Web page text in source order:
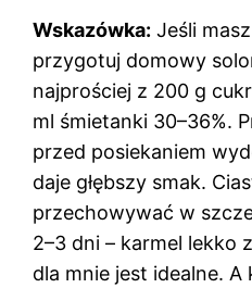
Wskazówka: Jeśli
przygotuj domowy
najprościej z 200 g
ml śmietanki 30–36%.
przed posiekaniem
daje głębszy smak.
przechowywać w
2–3 dni – karmel lekko
dla mnie jest idealne.